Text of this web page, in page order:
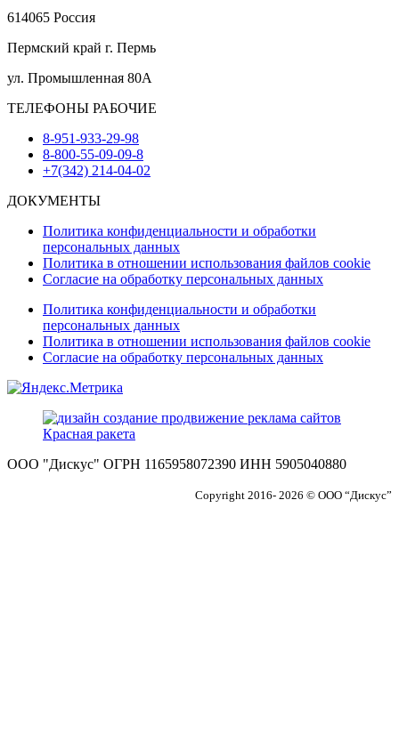
614065 Россия
Пермский край г. Пермь
ул. Промышленная 80А
ТЕЛЕФОНЫ РАБОЧИЕ
8-951-933-29-98
8-800-55-09-09-8
+7(342) 214-04-02
ДОКУМЕНТЫ
Политика конфиденциальности и обработки
персональных данных
Политика в отношении использования файлов cookie
Согласие на обработку персональных данных
Политика конфиденциальности и обработки
персональных данных
Политика в отношении использования файлов cookie
Согласие на обработку персональных данных
ООО "Дискус" ОГРН 1165958072390 ИНН 5905040880
Copyright 2016- 2026 © ООО “Дискус”